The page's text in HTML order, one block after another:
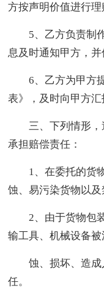
方按声明价值进行理
5、乙方负责制
息及时通知甲方，并
6、乙方为甲方
表》，及时向甲方汇
三、下列情形
承担赔偿责任：
1、在委托的货
蚀、易污染货物以及
2、由于货物包
输工具、机械设备
蚀、损坏、造
任。